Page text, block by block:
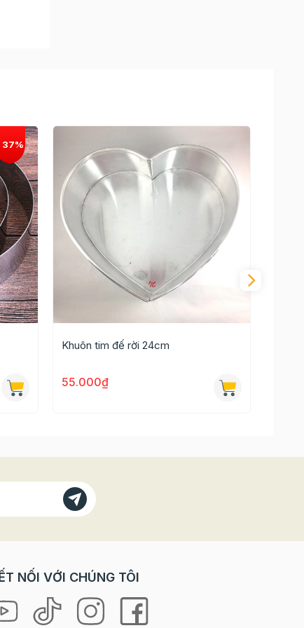
Khuôn tim đế rời 24cm
55.000₫
NỐI VỚI CHÚNG TÔI